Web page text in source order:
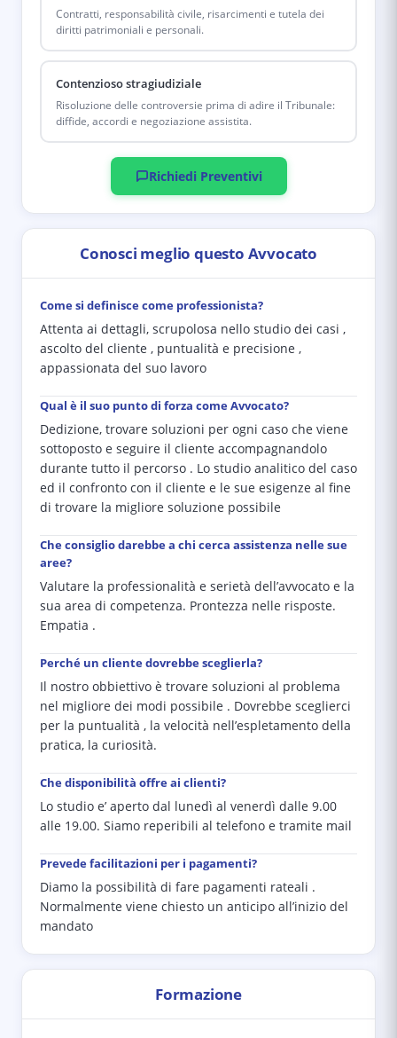
Contratti, responsabilità civile, risarcimenti e tutela dei
diritti patrimoniali e personali.
Contenzioso stragiudiziale
Risoluzione delle controversie prima di adire il Tribunale:
diffide, accordi e negoziazione assistita.
Richiedi Preventivi
Conosci meglio questo Avvocato
Come si definisce come professionista?
Attenta ai dettagli, scrupolosa nello studio dei casi ,
ascolto del cliente , puntualità e precisione ,
appassionata del suo lavoro
Qual è il suo punto di forza come Avvocato?
Dedizione, trovare soluzioni per ogni caso che viene
sottoposto e seguire il cliente accompagnandolo
durante tutto il percorso . Lo studio analitico del caso
ed il confronto con il cliente e le sue esigenze al fine
di trovare la migliore soluzione possibile
Che consiglio darebbe a chi cerca assistenza nelle sue
aree?
Valutare la professionalità e serietà dell’avvocato e la
sua area di competenza. Prontezza nelle risposte.
Empatia .
Perché un cliente dovrebbe sceglierla?
Il nostro obbiettivo è trovare soluzioni al problema
nel migliore dei modi possibile . Dovrebbe sceglierci
per la puntualità , la velocità nell’espletamento della
pratica, la curiosità.
Che disponibilità offre ai clienti?
Lo studio e’ aperto dal lunedì al venerdì dalle 9.00
alle 19.00. Siamo reperibili al telefono e tramite mail
Prevede facilitazioni per i pagamenti?
Diamo la possibilità di fare pagamenti rateali .
Normalmente viene chiesto un anticipo all’inizio del
mandato
Formazione